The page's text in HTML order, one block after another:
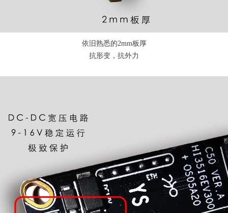
依旧熟悉的2mm板厚
抗形变，抗外力